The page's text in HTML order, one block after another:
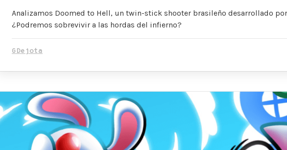
Analizamos Doomed to Hell, un twin-stick shooter brasileño desarrollado por
¿Podremos sobrevivir a las hordas del infierno?
GDejota